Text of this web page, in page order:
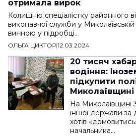
отримала вирок
Колишню спеціалістку районного
виконавчої служби у
винною у підробці…
ОЛЬГА ЦИКТОР|12.03.2024
20 тисяч
водіння:
підкупити
Миколаївщині
На Миколаївщині
іншої держави
хотів
начальника…